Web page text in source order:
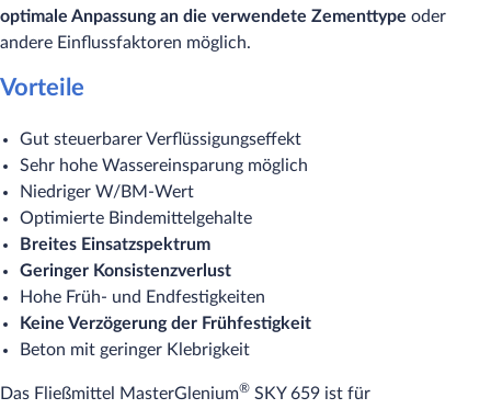
optimale Anpassung an die verwendete Zementtype oder
andere Einflussfaktoren möglich.
Vorteile
Gut steuerbarer Verflüssigungseffekt
Sehr hohe Wassereinsparung möglich
Niedriger W/BM-Wert
Optimierte Bindemittelgehalte
Breites Einsatzspektrum
Geringer Konsistenzverlust
Hohe Früh- und Endfestigkeiten
Keine Verzögerung der Frühfestigkeit
Beton mit geringer Klebrigkeit
Das Fließmittel MasterGlenium® SKY 659 ist für